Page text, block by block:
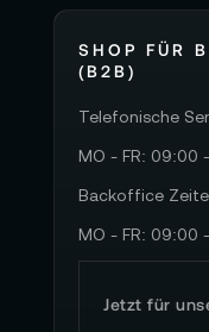
SHOP FÜR
(B2B)
Telefonische
MO - FR: 09:00
Backoffice
MO - FR: 09:00
Jetzt für